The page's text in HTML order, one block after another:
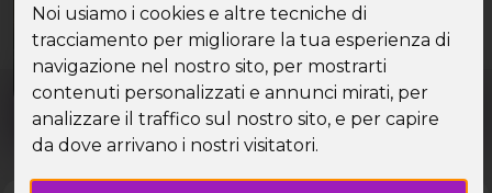
Noi usiamo i cookies e altre tecniche di
tracciamento per migliorare la tua esperienza di
navigazione nel nostro sito, per mostrarti
contenuti personalizzati e annunci mirati, per
analizzare il traffico sul nostro sito, e per capire
da dove arrivano i nostri visitatori.
Scegli la tua destinazione tra le diverse proposte
di Speed Vacanze®
Dove? Quando?
Tutto l'anno